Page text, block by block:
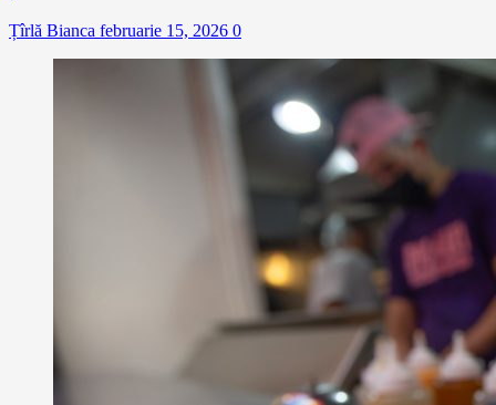
Țîrlă Bianca februarie 15, 2026 0